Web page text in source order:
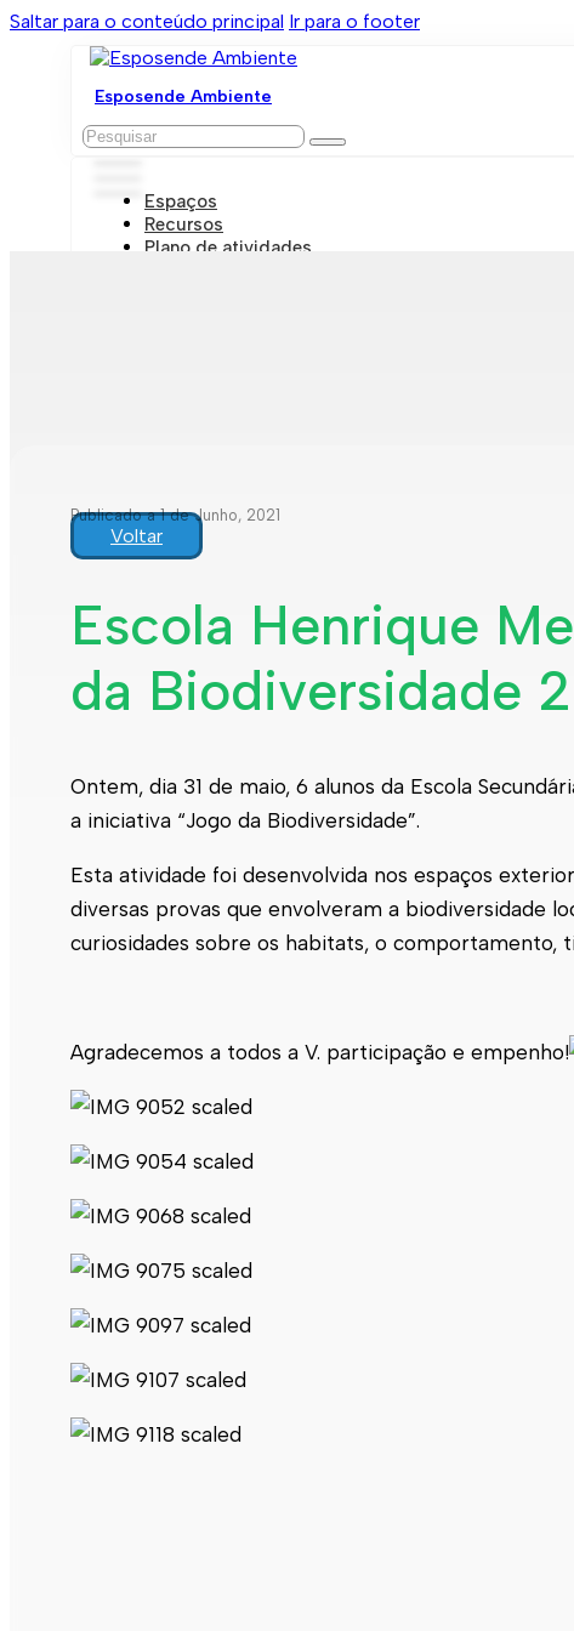
Saltar para o conteúdo principal Ir para o footer
Esposende Ambiente
Pesquisar
Espaços
Recursos
Plano de atividades
Publicado a 1 de Junho, 2021
Voltar
Escola Henrique
da Biodiversidade
Ontem, dia 31 de maio, 6 alunos da Escola
a iniciativa “Jogo da Biodiversidade”.
Esta atividade foi desenvolvida nos espaços
diversas provas que envolveram a biodiversidade
curiosidades sobre os habitats, o comportamento,
Agradecemos a todos a V. participação e empenho!